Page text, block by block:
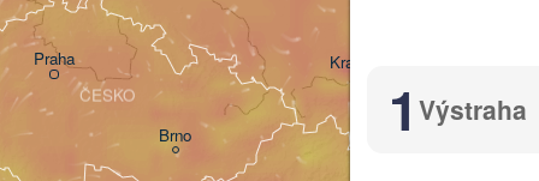
1 Výstraha
Praha Kraków
Brno
ČESKO